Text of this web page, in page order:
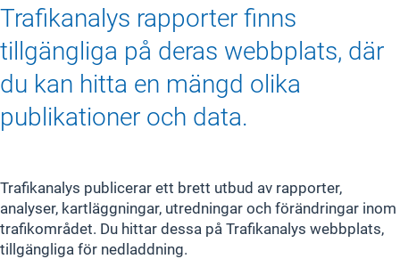
Trafikanalys rapporter finns
tillgängliga på deras webbplats, där
du kan hitta en mängd olika
publikationer och data.
Trafikanalys publicerar ett brett utbud av rapporter,
analyser, kartläggningar, utredningar och förändringar inom
trafikområdet. Du hittar dessa på Trafikanalys webbplats,
tillgängliga för nedladdning.